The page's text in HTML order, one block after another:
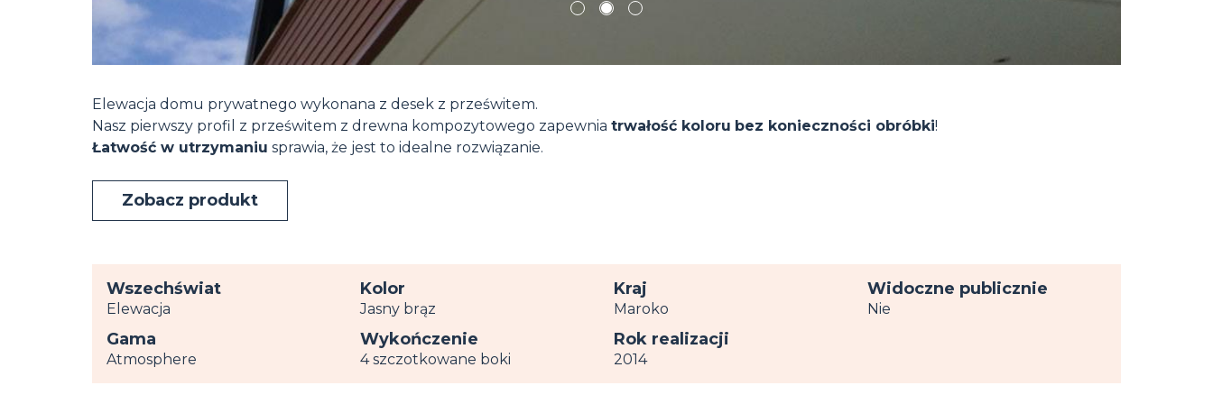
1 2 3
Elewacja domu prywatnego wykonana z desek z prześwitem.
Nasz pierwszy profil z prześwitem z drewna kompozytowego zapewnia trwałość koloru bez konieczności obróbki!
Łatwość w utrzymaniu sprawia, że jest to idealne rozwiązanie.
Zobacz produkt
Wszechświat
Elewacja
Gama
Atmosphere
Kolor
Jasny brąz
Wykończenie
4 szczotkowane boki
Kraj
Maroko
Rok realizacji
2014
Widoczne publicznie
Nie